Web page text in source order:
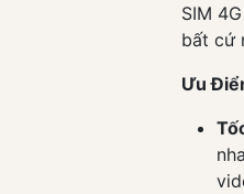
SIM
bất cứ
Ưu